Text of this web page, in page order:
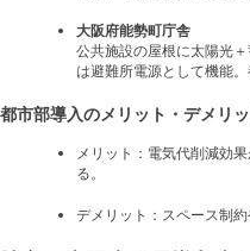
大阪府能勢町庁舎
公共施設の屋根に太陽光
は避難所電源として機能
都市部導入のメリット・デメリッ
メリット：電気代削減効
る。
デメリット：スペース制